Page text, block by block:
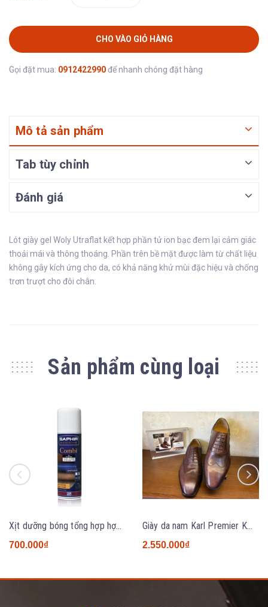
CHO VÀO GIỎ HÀNG
Gọi đặt mua: 0912422990để nhanh chóng đặt hàng
Mô tả sản phẩm
Tab tùy chỉnh
Đánh giá
Lót giày gel Woly Utraflat kết hợp phần tử ion bạc đem lại cảm giác
thoải mái và thông thoáng. Phần trên bề mặt được làm từ chất liệu
không gây kích ứng cho da, có khả năng khử mùi đặc hiệu và chống
trơn trượt cho đôi chân.
Sản phẩm cùng loại
Xịt dưỡng bóng tổng hợp hợp đa năng Saphir Combi 200ml
700.000₫
Giày da nam Karl Premier KM2631 BROWN
2.550.000₫